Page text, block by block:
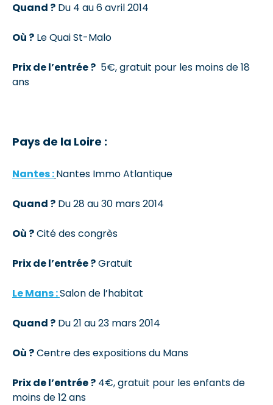
Quand ? Du 4 au 6 avril 2014
Où ? Le Quai St-Malo
Prix de l’entrée ? 5€, gratuit pour les moins de 18
ans
Pays de la Loire :
Nantes :Nantes Immo Atlantique
Quand ? Du 28 au 30 mars 2014
Où ?Cité des congrès
Prix de l’entrée ?Gratuit
Le Mans :Salon de l’habitat
Quand ? Du 21 au 23 mars 2014
Où ?Centre des expositions du Mans
Prix de l’entrée ? 4€, gratuit pour les enfants de
moins de 12 ans